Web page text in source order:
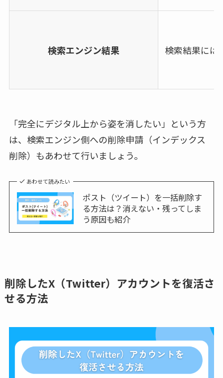
検索エンジン結果 検索結果には
「完全にデジタル上から姿を消したい」という方
は、検索エンジン側への削除申請（インデックス
削除）もあわせて行いましょう。
あわせて読みたい
ポスト（ツイート）を一括削除す
る方法は？消えない・残ってしま
う原因も紹介
削除したX（Twitter）アカウントを復活さ
せる方法